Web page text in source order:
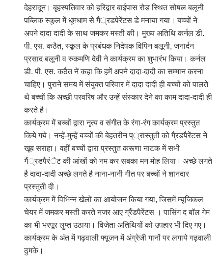
देहरादून। बृहस्पतिवार को हरिद्वार बाईपास रोड स्थित सोषल बलूनी
पब्लिक स्कूल में धूमधाम से गैं्रडपेरेंटस डे मनाया गया। बच्चों ने
अपने दादा दादी के साथ जमकर मस्ती की। मुख्य अतिथि कर्नल डी.
पी. एस. कठैत, स्कूल के प्रबंधक निदेषक विपिन बलूनी, जनार्दन
प्रसाद बलूनी व रुकमणि देवी ने कार्यक्रम का शुभारंभ किया। कर्नल
डी. पी. एस. कठैत नें कहा कि हमें अपने दादा-दादी का सम्मान करना
चाहिए। पुराने समय में संयुक्त परिवार में दादा दादी ही बच्चों को पालते
थे बच्चों कि अच्छी परवरिष और उन्हें संस्कार देने का काम दादा-दादी ही
करते है।
कार्यक्रम में बच्चों द्वारा नृत्य व संगीत के रंगा-रंग कार्यक्रम प्रस्तुत
किये गये। नन्हें-मुन्हें बच्चों की बेहतरीन प््रास्तुती को गै्रडपैरेंटस ने
खूब सराहा। वहीं बच्चों द्वारा प्रस्तुत करूणा नाटक में सभी
गैं्रडपैरंेट की आंखों को नम कर सबका मन मोह लिया। अच्छे लगते
है दादा-दादी अच्छे लगते है नाना-नानी गीत पर बच्चों ने शानदार
प्रस्तुती दी।
कार्यक्रम में विभिन्न खेलों का आयोजन किया गया, जिसमें म्यूजिकल
चेयर में जमकर मस्ती करते नजर आए ग्रैंडपैरेंटस । पासिंग द बाॅल गेम
का भी भरपूर लुप्त उठाया। विजेता अतिथियों को उपहार भी दिए गए।
कार्यक्रम के अंत में गढ़वाली फ्यूजन में अंग्रेजी गानों पर लगाये गढ़वाली
ठुमके।